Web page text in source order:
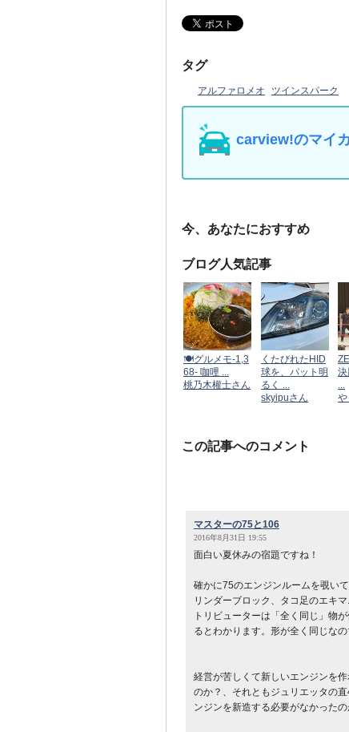
タグ
アルファロメオ ツインスパーク
carview!のマイ
今、あなたにおすすめ
ブログ人気記事
🍽️グルメモ-1,3
68- 咖哩 ...
桃乃木權士さん
くたびれたHID
球を、パット明
るく ...
skyipuさん
決
や
この記事へのコメント
マスターの75と106
2016年8月31日 19:55
面白い夏休みの宿題ですね！
確かに75のエンジンルームを覗い
リンダーブロック、タコ足のエキ
トリビューターは「全く同じ」物
るとわかります。形が全く同じなの
経営が苦しくて新しいエンジンを
のか？、それともジュリエッタの
ンジンを新造する必要がなかったの